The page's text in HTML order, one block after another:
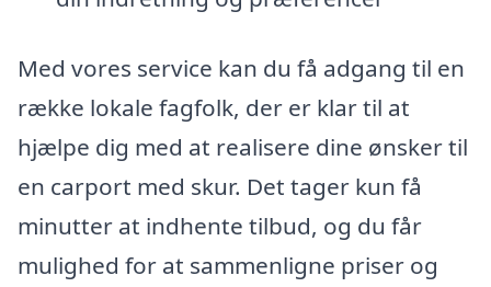
Med vores service kan du få adgang til en
række lokale fagfolk, der er klar til at
hjælpe dig med at realisere dine ønsker til
en carport med skur. Det tager kun få
minutter at indhente tilbud, og du får
mulighed for at sammenligne priser og